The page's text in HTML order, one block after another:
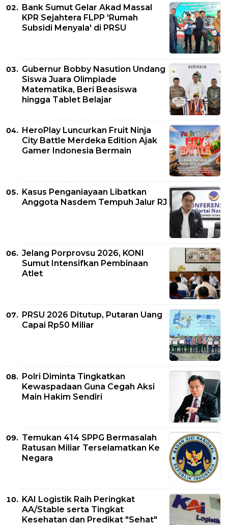
Bank Sumut Gelar Akad Massal
KPR Sejahtera FLPP 'Rumah
Subsidi Menyala' di PRSU
Gubernur Bobby Nasution Undang
Siswa Juara Olimpiade
Matematika, Beri Beasiswa
hingga Tablet Belajar
HeroPlay Luncurkan Fruit Ninja
City Battle Merdeka Edition Ajak
Gamer Indonesia Bermain
Kasus Penganiayaan Libatkan
Anggota Nasdem Tempuh Jalur RJ
Jelang Porprovsu 2026, KONI
Sumut Intensifkan Pembinaan
Atlet
PRSU 2026 Ditutup, Putaran Uang
Capai Rp50 Miliar
Polri Diminta Tingkatkan
Kewaspadaan Guna Cegah Aksi
Main Hakim Sendiri
Temukan 414 SPPG Bermasalah
Ratusan Miliar Terselamatkan Ke
Negara
KAI Logistik Raih Peringkat
AA/Stable serta Tingkat
Kesehatan dan Predikat "Sehat"